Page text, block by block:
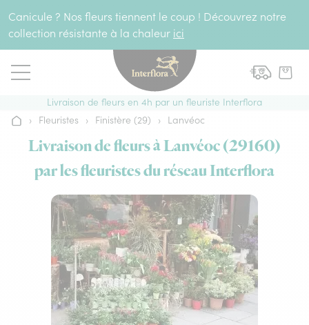
Canicule ? Nos fleurs tiennent le coup ! Découvrez notre
collection résistante à la chaleur ici
Livraison de fleurs en 4h par un fleuriste Interflora
Accueil
› Fleuristes › Finistère (29) › Lanvéoc
Livraison de fleurs à Lanvéoc (29160)
par les fleuristes du réseau Interflora